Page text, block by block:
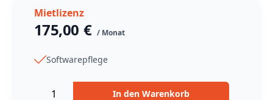
Mietlizenz
175,00 € / Monat
Returns arenot accepted
Softwarepflege
Menge In den Warenkorb